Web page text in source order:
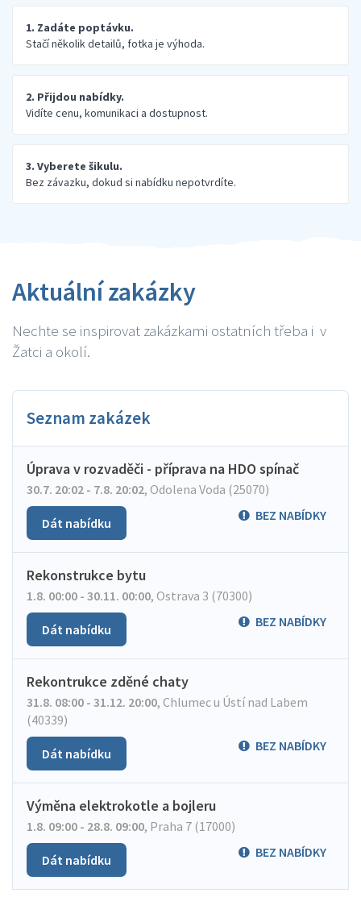
1. Zadáte poptávku.
Stačí několik detailů, fotka je výhoda.
2. Přijdou nabídky.
Vidíte cenu, komunikaci a dostupnost.
3. Vyberete šikulu.
Bez závazku, dokud si nabídku nepotvrdíte.
Aktuální zakázky
Nechte se inspirovat zakázkami ostatních třeba i v
Žatci a okolí.
Seznam zakázek
Úprava v rozvaděči - příprava na HDO spínač
30.7. 20:02 - 7.8. 20:02, Odolena Voda (25070)
BEZ NABÍDKY
Dát nabídku
Rekonstrukce bytu
1.8. 00:00 - 30.11. 00:00, Ostrava 3 (70300)
BEZ NABÍDKY
Dát nabídku
Rekontrukce zděné chaty
31.8. 08:00 - 31.12. 20:00, Chlumec u Ústí nad Labem
(40339)
BEZ NABÍDKY
Dát nabídku
Výměna elektrokotle a bojleru
1.8. 09:00 - 28.8. 09:00, Praha 7 (17000)
BEZ NABÍDKY
Dát nabídku